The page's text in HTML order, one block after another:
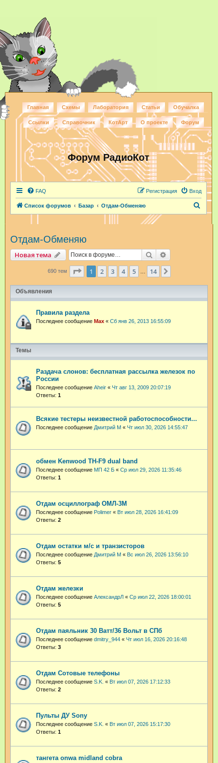
Главная Схемы Лаборатория Статьи Обучалка
Ссылки Справочник КотАрт О проекте Форум
Форум РадиоКот
FAQ Вход
Регистрация
Список форумов Базар Отдам-Обменяю
Отдам-Обменяю
Новая тема Поиск
690 тем Страница из 14
1 2 3 4 5 14
Объявления
Правила раздела
Последнее сообщение Max « Сб янв 26, 2013 16:55:09
Темы
Раздача слонов: бесплатная рассылка железок по
России
Последнее сообщение Aheir « Чт авг 13, 2009 20:07:19
Ответы: 1
Всякие тестеры неизвестной работоспособности...
Последнее сообщение Дмитрий М « Чт июл 30, 2026 14:55:47
обмен Kenwood TH-F9 dual band
Последнее сообщение МП 42 Б « Ср июл 29, 2026 11:35:46
Ответы: 1
Отдам осциллограф ОМЛ-3М
Последнее сообщение Polimer « Вт июл 28, 2026 16:41:09
Ответы: 2
Отдам остатки м/с и транзисторов
Последнее сообщение Дмитрий М « Вс июл 26, 2026 13:56:10
Ответы: 5
Отдам железки
Последнее сообщение АлександрЛ « Ср июл 22, 2026 18:00:01
Ответы: 5
Отдам паяльник 30 Ватт/36 Вольт в СПб
Последнее сообщение dmitry_944 « Чт июл 16, 2026 20:16:48
Ответы: 3
Отдам Сотовые телефоны
Последнее сообщение S.K. « Вт июл 07, 2026 17:12:33
Ответы: 2
Пульты ДУ Sony
Последнее сообщение S.K. « Вт июл 07, 2026 15:17:30
Ответы: 1
тангета onwa midland cobra